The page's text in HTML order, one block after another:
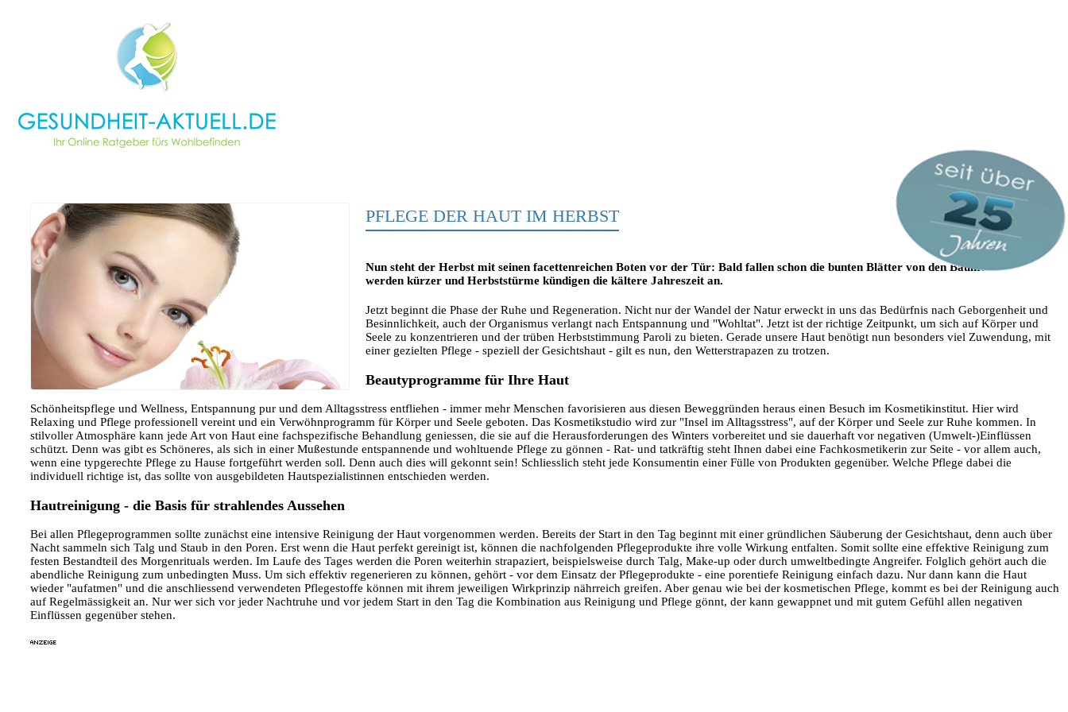
PFLEGE DER HAUT IM HERBST
Nun steht der Herbst mit seinen facettenreichen Boten vor der Tür: Bald fallen schon die bunten Blätter von den Bäumen, die Tage
werden kürzer und Herbststürme kündigen die kältere Jahreszeit an.
Jetzt beginnt die Phase der Ruhe und Regeneration. Nicht nur der Wandel der Natur erweckt in uns das Bedürfnis nach Geborgenheit und
Besinnlichkeit, auch der Organismus verlangt nach Entspannung und "Wohltat". Jetzt ist der richtige Zeitpunkt, um sich auf Körper und
Seele zu konzentrieren und der trüben Herbststimmung Paroli zu bieten. Gerade unsere Haut benötigt nun besonders viel Zuwendung, mit
einer gezielten Pflege - speziell der Gesichtshaut - gilt es nun, den Wetterstrapazen zu trotzen.
Beautyprogramme für Ihre Haut
Schönheitspflege und Wellness, Entspannung pur und dem Alltagsstress entfliehen - immer mehr Menschen favorisieren aus diesen Beweggründen heraus einen Besuch im Kosmetikinstitut. Hier wird
Relaxing und Pflege professionell vereint und ein Verwöhnprogramm für Körper und Seele geboten. Das Kosmetikstudio wird zur "Insel im Alltagsstress", auf der Körper und Seele zur Ruhe kommen. In
stilvoller Atmosphäre kann jede Art von Haut eine fachspezifische Behandlung geniessen, die sie auf die Herausforderungen des Winters vorbereitet und sie dauerhaft vor negativen (Umwelt-)Einflüssen
schützt. Denn was gibt es Schöneres, als sich in einer Mußestunde entspannende und wohltuende Pflege zu gönnen - Rat- und tatkräftig steht Ihnen dabei eine Fachkosmetikerin zur Seite - vor allem auch,
wenn eine typgerechte Pflege zu Hause fortgeführt werden soll. Denn auch dies will gekonnt sein! Schliesslich steht jede Konsumentin einer Fülle von Produkten gegenüber. Welche Pflege dabei die
individuell richtige ist, das sollte von ausgebildeten Hautspezialistinnen entschieden werden.
Hautreinigung - die Basis für strahlendes Aussehen
Bei allen Pflegeprogrammen sollte zunächst eine intensive Reinigung der Haut vorgenommen werden. Bereits der Start in den Tag beginnt mit einer gründlichen Säuberung der Gesichtshaut, denn auch über
Nacht sammeln sich Talg und Staub in den Poren. Erst wenn die Haut perfekt gereinigt ist, können die nachfolgenden Pflegeprodukte ihre volle Wirkung entfalten. Somit sollte eine effektive Reinigung zum
festen Bestandteil des Morgenrituals werden. Im Laufe des Tages werden die Poren weiterhin strapaziert, beispielsweise durch Talg, Make-up oder durch umweltbedingte Angreifer. Folglich gehört auch die
abendliche Reinigung zum unbedingten Muss. Um sich effektiv regenerieren zu können, gehört - vor dem Einsatz der Pflegeprodukte - eine porentiefe Reinigung einfach dazu. Nur dann kann die Haut
wieder "aufatmen" und die anschliessend verwendeten Pflegestoffe können mit ihrem jeweiligen Wirkprinzip nährreich greifen. Aber genau wie bei der kosmetischen Pflege, kommt es bei der Reinigung auch
auf Regelmässigkeit an. Nur wer sich vor jeder Nachtruhe und vor jedem Start in den Tag die Kombination aus Reinigung und Pflege gönnt, der kann gewappnet und mit gutem Gefühl allen negativen
Einflüssen gegenüber stehen.